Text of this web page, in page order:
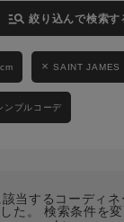
LADIES
manage_search 絞り込んで検索す
SAINT JAMES
ンプルコーデ
当するコーディ
た。 検索条件を